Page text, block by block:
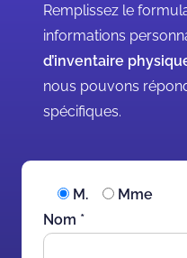
Remplissez le
informations
d’inventaire
nous pouvons
spécifiques.
M.
Mme
Nom *